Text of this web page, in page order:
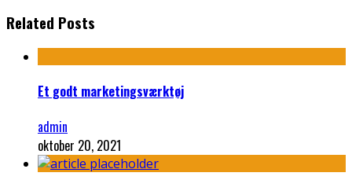
Related Posts
Et godt marketingsværktøj
admin
oktober 20, 2021